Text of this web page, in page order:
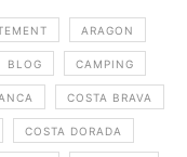
ARAGON
BLOG CAMPING
COSTA BRAVA
COSTA DORADA